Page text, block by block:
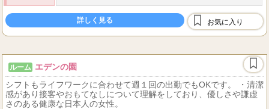
70分コース
⇒最低 7,000
円+OP全額フルバック＋指名料全
額フルバック
1...
詳しく見る お気に入り
ルーム エデンの園
シフトもライフワークに合わせて週１回の出勤でもOKです。 ・清潔
感があり接客やおもてなしについて理解をしており、優しさや謙虚
さのある健康な日本人の女性。